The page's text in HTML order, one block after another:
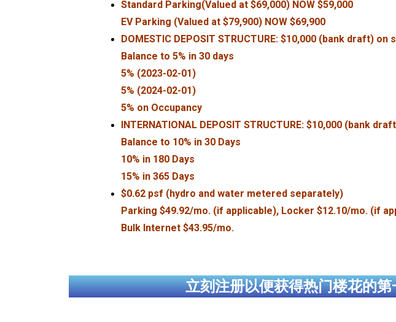
Standard Parking(Valued at $69,000) NOW $59,000
EV Parking (Valued at $79,900) NOW $69,900
DOMESTIC DEPOSIT STRUCTURE: $10,000 (bank draft) on
Balance to 5% in 30 days
5% (2023-02-01)
5% (2024-02-01)
5% on Occupancy
INTERNATIONAL DEPOSIT STRUCTURE: $10,000 (bank
Balance to 10% in 30 Days
10% in 180 Days
15% in 365 Days
$0.62 psf (hydro and water metered separately)
Parking $49.92/mo. (if applicable), Locker $12.10/mo. (if
Bulk Internet $43.95/mo.
立刻注册以便获得热门楼花的